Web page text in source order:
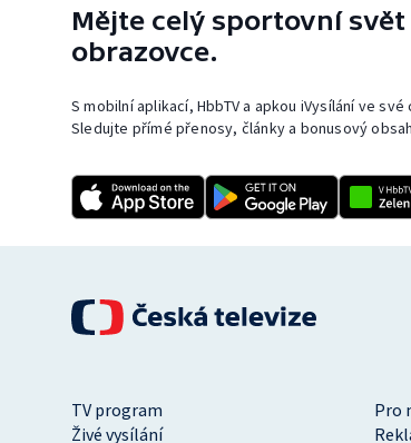
Mějte celý sportovní
obrazovce.
S mobilní aplikací, HbbTV a apkou iVysílání ve
Sledujte přímé přenosy, články a bonusový
TV program
Pro
Živé vysílání